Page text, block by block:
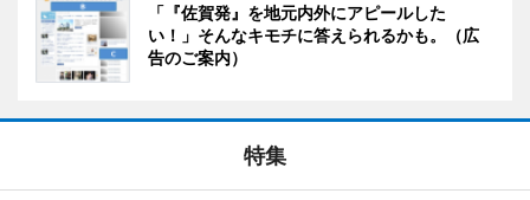
「『佐賀発』を地元内外にアピールした
い！」そんなキモチに答えられるかも。（広
告のご案内）
特集